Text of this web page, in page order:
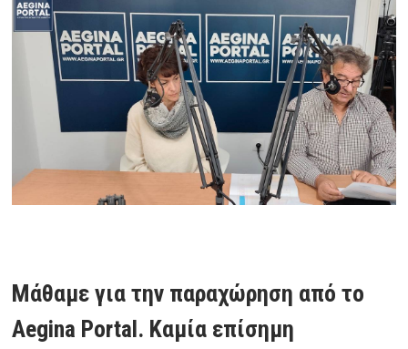
Μάθαμε για την παραχώρηση από το
Aegina Portal. Καμία επίσημη